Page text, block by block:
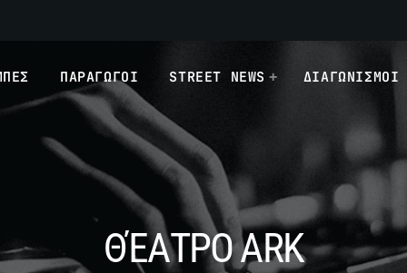
ΠΑΡΑΓΩΓΟΙ STREET NEWS ΔΙΑΓΩΝΙΣΜΟΙ
ΘΈΑΤΡΟ ARK